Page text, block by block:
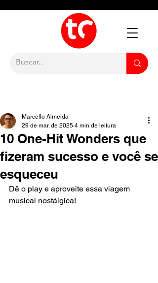
10 One-Hit Wonders que
fizeram sucesso e você se
esqueceu
Marcello Almeida
29 de mar. de 2025 4 min de leitura
Dê o play e aproveite essa viagem
musical nostálgica!